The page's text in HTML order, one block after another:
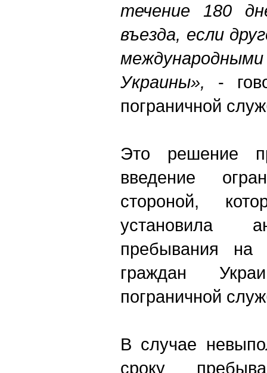
течение 180
въезда, если
Украины», -
пограничной
Это решение
введение
стороной,
установила
пребывания на
граждан
пограничной
В случае
сроку